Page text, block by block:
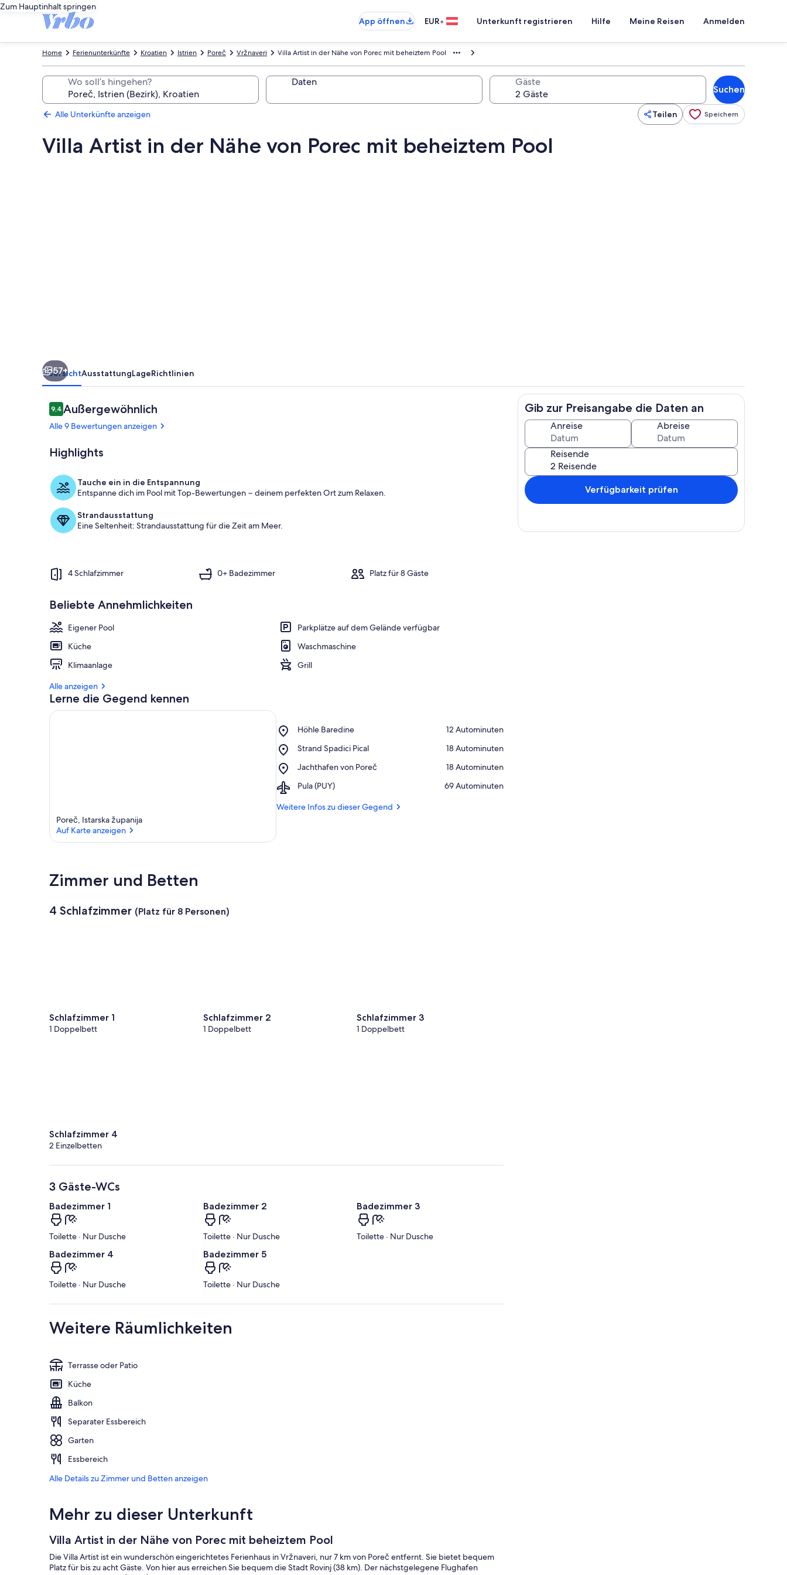
Zum Hauptinhalt springen
App öffnen
EUR• Unterkunft registrieren Hilfe Meine Reisen Anmelden
Villa Artist in der Nähe von Porec mit beheiztem Pool
Vržnaveri
Poreč
Istrien
Kroatien
Ferienunterkünfte
Home
Wo soll’s hingehen? Daten Gäste
Suchen
Alle Unterkünfte anzeigen Teilen Speichern
Villa Artist in der Nähe von Porec mit beheiztem Pool
Pool
Speisen im Freien Unterkunftsgelände
57+
ÜbersichtAusstattungLageRichtlinien
Bewertungen
9,49,4 von 10.
Außergewöhnlich
Alle 9 Bewertungen anzeigen
Highlights
Tauche ein in die Entspannung
Entspanne dich im Pool mit Top-Bewertungen − deinem perfekten Ort zum Relaxen.
Strandausstattung
Eine Seltenheit: Strandausstattung für die Zeit am Meer.
4 Schlafzimmer 0+ Badezimmer Platz für 8 Gäste
Beliebte Annehmlichkeiten
Eigener Pool
Parkplätze auf dem Gelände verfügbar
Küche
Waschmaschine
Klimaanlage
Grill
Alle anzeigen
Lerne die Gegend kennen
Poreč, Istarska županija
Auf Karte anzeigen
Höhle Baredine
Place,
Baredine
‪12 Autominuten‬
Strand Spadici Pical
Place,
Spadici
‪18 Autominuten‬
Jachthafen von Poreč
Place,
von
‪18 Autominuten‬
Pula (PUY)
Airport,
(PUY)
‪69 Autominuten‬
Weitere Infos zu dieser Gegend
Zimmer und Betten
4 Schlafzimmer (Platz für 8 Personen)
Schlafzimmer 1
1 Doppelbett
Schlafzimmer 2
1 Doppelbett
Schlafzimmer 3
1 Doppelbett
Schlafzimmer 4
2 Einzelbetten
3 Gäste-WCs
Badezimmer 1
Toilette · Nur Dusche
Badezimmer 2
Toilette · Nur Dusche
Badezimmer 3
Toilette · Nur Dusche
Badezimmer 4
Toilette · Nur Dusche
Badezimmer 5
Toilette · Nur Dusche
Weitere Räumlichkeiten
Terrasse oder Patio
Küche
Balkon
Separater Essbereich
Garten
Essbereich
Alle Details zu Zimmer und Betten anzeigen
Mehr zu dieser Unterkunft
Villa Artist in der Nähe von Porec mit beheiztem Pool
Die Villa Artist ist ein wunderschön eingerichtetes Ferienhaus in Vržnaveri, nur 7 km von Poreč entfernt. Sie bietet bequem
Platz für bis zu acht Gäste. Von hier aus erreichen Sie bequem die Stadt Rovinj (38 km). Der nächstgelegene Flughafen
Gib zur Preisangabe die Daten an
Anreise Abreise
Reisende
Verfügbarkeit prüfen